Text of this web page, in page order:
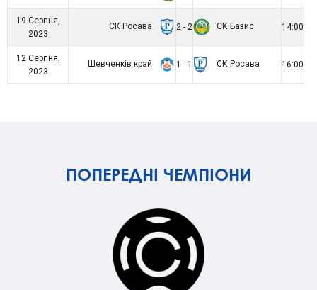
19 Серпня,
2023
СК Росава 2 - 2 СК Базис 14:00
12 Серпня,
2023
Шевченків край 1 - 1 СК Росава 16:00
ПОПЕРЕДНІ ЧЕМПІОНИ